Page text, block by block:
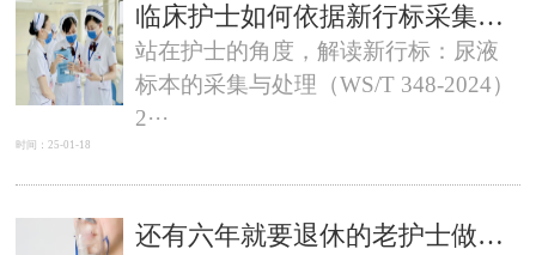
临床护士如何依据新行标采集尿液标本
站在护士的角度，解读新行标：尿液
标本的采集与处理（WS/T 348-2024）
2···
时间：25-01-18
还有六年就要退休的老护士做雾化，却被实习生质疑。